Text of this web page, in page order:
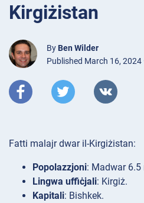
Kirgiżistan
By Ben Wilder
Published March 16, 2024
Fatti malajr dwar il-Kirgiżistan:
Popolazzjoni: Madwar
Lingwa uffiċjali: Kirgiż.
Kapitali: Bishkek.